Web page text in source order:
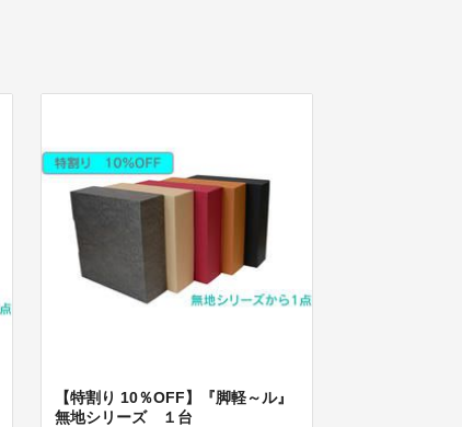
【特割り 10％OFF】『脚軽～ル』
無地シリーズ １台